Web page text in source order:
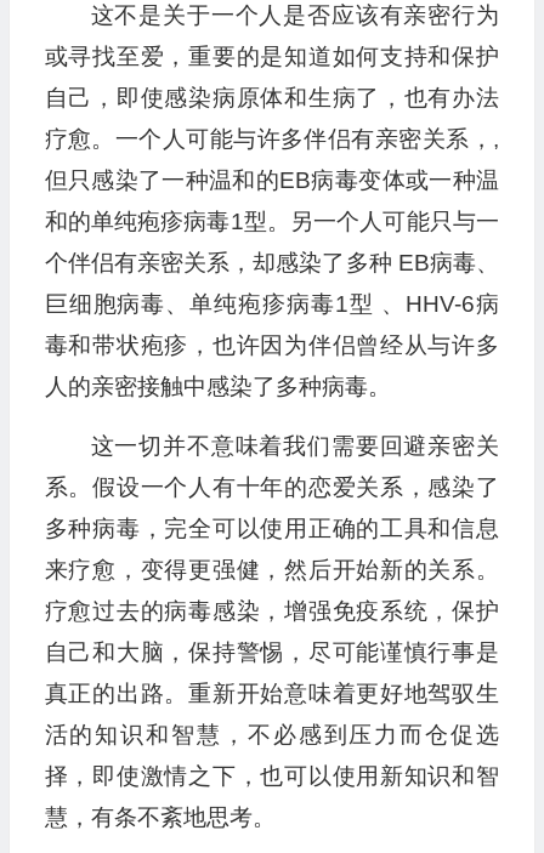
这不是关于一个人是否应该有亲密行为
或寻找至爱，重要的是知道如何支持和保护
自己，即使感染病原体和生病了，也有办法
疗愈。一个人可能与许多伴侣有亲密关系，,
但只感染了一种温和的EB病毒变体或一种温
和的单纯疱疹病毒1型。另一个人可能只与一
个伴侣有亲密关系，却感染了多种 EB病毒、
巨细胞病毒、单纯疱疹病毒1型 、HHV-6病
毒和带状疱疹，也许因为伴侣曾经从与许多
人的亲密接触中感染了多种病毒。
这一切并不意味着我们需要回避亲密关
系。假设一个人有十年的恋爱关系，感染了
多种病毒，完全可以使用正确的工具和信息
来疗愈，变得更强健，然后开始新的关系。
疗愈过去的病毒感染，增强免疫系统，保护
自己和大脑，保持警惕，尽可能谨慎行事是
真正的出路。重新开始意味着更好地驾驭生
活的知识和智慧，不必感到压力而仓促选
择，即使激情之下，也可以使用新知识和智
慧，有条不紊地思考。